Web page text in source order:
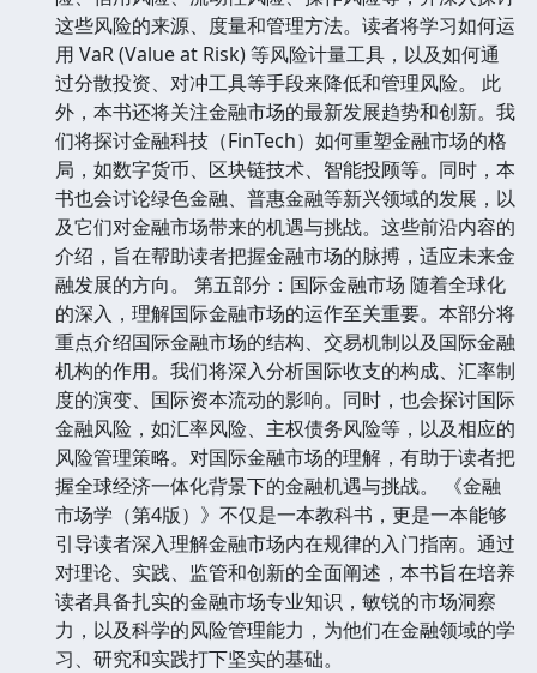
这些风险的来源、度量和管理方法。读者将学习如何运
用 VaR (Value at Risk) 等风险计量工具，以及如何通
过分散投资、对冲工具等手段来降低和管理风险。 此
外，本书还将关注金融市场的最新发展趋势和创新。我
们将探讨金融科技（FinTech）如何重塑金融市场的格
局，如数字货币、区块链技术、智能投顾等。同时，本
书也会讨论绿色金融、普惠金融等新兴领域的发展，以
及它们对金融市场带来的机遇与挑战。这些前沿内容的
介绍，旨在帮助读者把握金融市场的脉搏，适应未来金
融发展的方向。 第五部分：国际金融市场 随着全球化
的深入，理解国际金融市场的运作至关重要。本部分将
重点介绍国际金融市场的结构、交易机制以及国际金融
机构的作用。我们将深入分析国际收支的构成、汇率制
度的演变、国际资本流动的影响。同时，也会探讨国际
金融风险，如汇率风险、主权债务风险等，以及相应的
风险管理策略。对国际金融市场的理解，有助于读者把
握全球经济一体化背景下的金融机遇与挑战。 《金融
市场学（第4版）》不仅是一本教科书，更是一本能够
引导读者深入理解金融市场内在规律的入门指南。通过
对理论、实践、监管和创新的全面阐述，本书旨在培养
读者具备扎实的金融市场专业知识，敏锐的市场洞察
力，以及科学的风险管理能力，为他们在金融领域的学
习、研究和实践打下坚实的基础。